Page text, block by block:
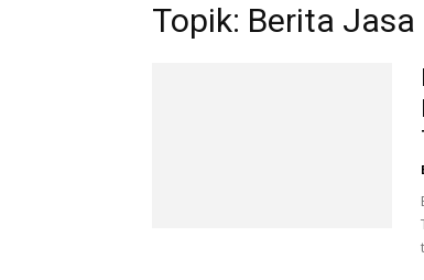
Topik: Berita